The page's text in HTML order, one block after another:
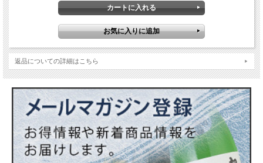
返品についての詳細はこちら